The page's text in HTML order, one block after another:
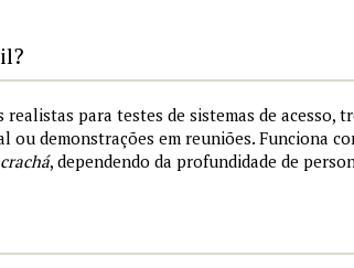
para testes de sistemas de acesso,
ou demonstrações em reuniões. Funciona
, dependendo da profundidade de